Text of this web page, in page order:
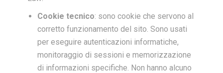
Cookie tecnico: sono cookie che servono al
corretto funzionamento del sito. Sono usati
per eseguire autenticazioni informatiche,
monitoraggio di sessioni e memorizzazione
di informazioni specifiche. Non hanno alcuno